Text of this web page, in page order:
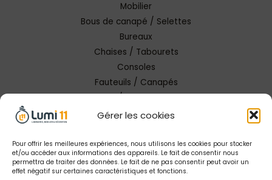
Gérer les cookies
Pour offrir les meilleures expériences, nous utilisons les cookies pour stocker
et/ou accéder aux informations des appareils. Le fait de consentir nous
permettra de traiter des données. Le fait de ne pas consentir peut avoir un
effet négatif sur certaines caractéristiques et fonctions.
Mobilier
Bous de canapé / Selettes
Bureaux
Chaises / Tabourets
Consoles
Fauteuils / Canapés
Tables / Tables basses